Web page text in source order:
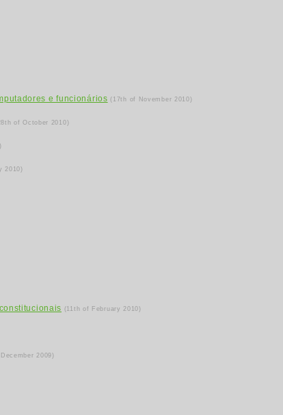
e funcionários (17th of November 2010)
of October 2010)
2010)
(11th of February 2010)
2009)